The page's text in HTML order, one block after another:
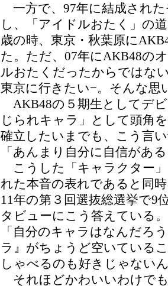
一方で、97年に結成され
し、「アイドルおたく」の
歳の時、東京・秋葉原に
た。ただ、07年にAKB48の
ルおたくだったからではな
東京に行きたい−。そんな思
AKB48の５期生としてデ
じられキャラ」として頭角
確立したいまでも、こう言
「あんまり自分に自信があ
こうした「キャラクター
れた本音の表れであると同
11年の第３回選抜総選挙で9
タビューにこう答えている。
「自分のキャラはなんだろ
ラ』がちょうど空いている
しゃべるのも好きじゃない
それほどかわいいわけで